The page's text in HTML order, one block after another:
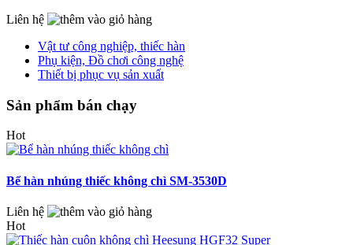
Liên hệ
Vật tư công nghiệp, thiếc hàn
Phụ kiện, Đồ chơi công nghệ
Thiết bị phục vụ sản xuất
Sản phẩm bán chạy
Hot
Bể hàn nhúng thiếc không chì SM-3530D
Liên hệ
Hot